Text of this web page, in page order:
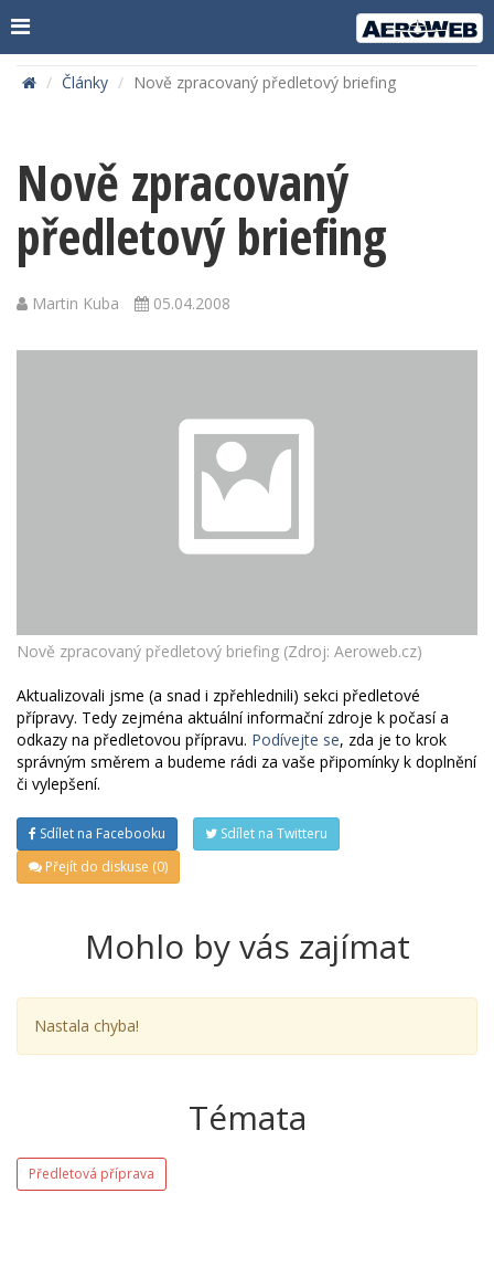
Články Nově zpracovaný předletový briefing
Nově zpracovaný
předletový briefing
Martin Kuba 05.04.2008
Nově zpracovaný předletový briefing (Zdroj: Aeroweb.cz)
Aktualizovali jsme (a snad i zpřehlednili) sekci předletové
přípravy. Tedy zejména aktuální informační zdroje k počasí a
odkazy na předletovou přípravu. Podívejte se, zda je to krok
správným směrem a budeme rádi za vaše připomínky k doplnění
či vylepšení.
Sdílet na Facebooku
Sdílet na Twitteru
Přejít do diskuse (0)
Mohlo by vás zajímat
Nastala chyba!
Témata
Předletová příprava